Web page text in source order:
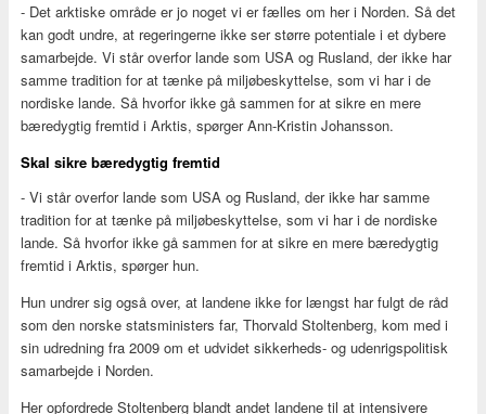
- Det arktiske område er jo noget vi er fælles om her i Norden. Så det
kan godt undre, at regeringerne ikke ser større potentiale i et dybere
samarbejde. Vi står overfor lande som USA og Rusland, der ikke har
samme tradition for at tænke på miljøbeskyttelse, som vi har i de
nordiske lande. Så hvorfor ikke gå sammen for at sikre en mere
bæredygtig fremtid i Arktis, spørger Ann-Kristin Johansson.
Skal sikre bæredygtig fremtid
- Vi står overfor lande som USA og Rusland, der ikke har samme
tradition for at tænke på miljøbeskyttelse, som vi har i de nordiske
lande. Så hvorfor ikke gå sammen for at sikre en mere bæredygtig
fremtid i Arktis, spørger hun.
Hun undrer sig også over, at landene ikke for længst har fulgt de råd
som den norske statsministers far, Thorvald Stoltenberg, kom med i
sin udredning fra 2009 om et udvidet sikkerheds- og udenrigspolitisk
samarbejde i Norden.
Her opfordrede Stoltenberg blandt andet landene til at intensivere